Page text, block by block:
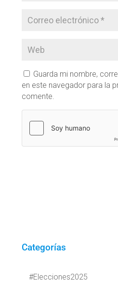
Guarda mi nombre,
en este navegador para la
comente.
Categorías
#Elecciones2025